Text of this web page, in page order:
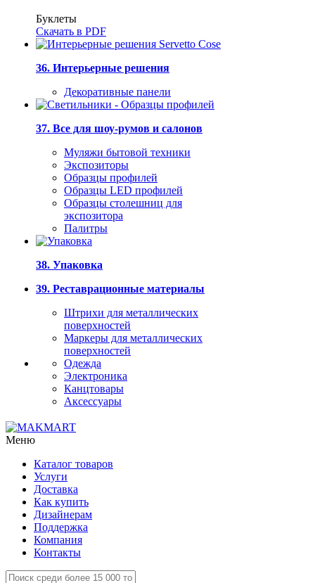
Буклеты
Скачать в PDF
36. Интерьерные решения
Декоративные панели
37. Все для шоу-румов и салонов
Муляжи бытовой техники
Экспозиторы
Образцы профилей
Образцы LED профилей
Образцы столешниц для
экспозитора
Палитры
38. Упаковка
39. Реставрационные материалы
Штрихи для металлических
поверхностей
Маркеры для металлических
поверхностей
Одежда
Электроника
Канцтовары
Аксессуары
Меню
Каталог товаров
Услуги
Доставка
Как купить
Дизайнерам
Поддержка
Компания
Контакты